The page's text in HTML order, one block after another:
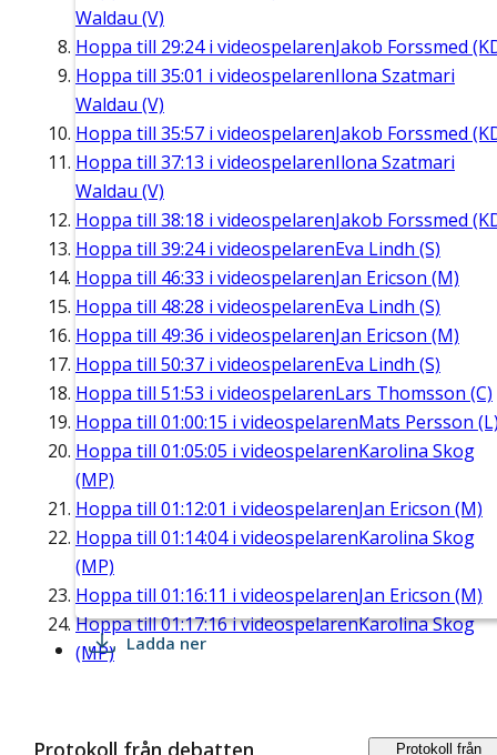
Waldau (V)
Hoppa till 29:24i videospelarenJakob Forssmed
Hoppa till 35:01 i videospelarenIlona Szatmari
Waldau (V)
Hoppa till 35:57 i videospelarenJakob Forssmed
Hoppa till 37:13 i videospelarenIlona Szatmari
Waldau (V)
Hoppa till 38:18 i videospelarenJakob Forssmed
Hoppa till 39:24i videospelarenEva Lindh (S)
Hoppa till 46:33 i videospelarenJan Ericson (M)
Hoppa till 48:28 i videospelarenEva Lindh (S)
Hoppa till 49:36 i videospelarenJan Ericson (M)
Hoppa till 50:37 i videospelarenEva Lindh (S)
Hoppa till 51:53 i videospelarenLars Thomsson (C)
Hoppa till 01:00:15 i videospelarenMats Persson
Hoppa till 01:05:05 i videospelarenKarolina Skog
(MP)
Hoppa till 01:12:01 i videospelarenJan Ericson (M)
Hoppa till 01:14:04i videospelarenKarolina Skog
(MP)
Hoppa till 01:16:11 i videospelarenJan Ericson (M)
Hoppa till01:17:16i videospelarenKarolina Skog
(MP) Ladda ner
Protokoll från debatten
Protokoll från